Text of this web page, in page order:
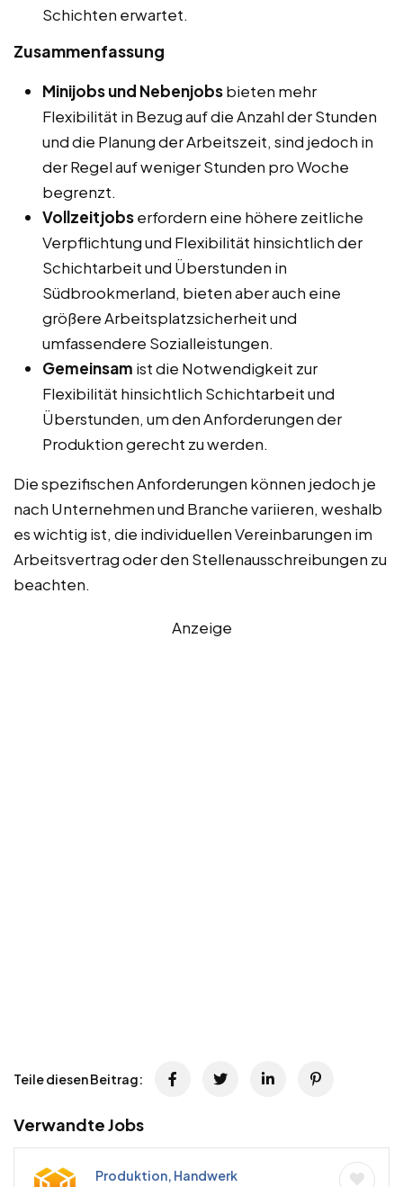
Schichten erwartet.
Zusammenfassung
Minijobs und Nebenjobsbieten mehr
Flexibilität in Bezug auf die Anzahl der Stunden
und die Planung der Arbeitszeit, sind jedoch in
der Regel auf weniger Stunden pro Woche
begrenzt.
Vollzeitjobserfordern eine höhere zeitliche
Verpflichtung und Flexibilität hinsichtlich der
Schichtarbeit und Überstunden in
Südbrookmerland, bieten aber auch eine
größere Arbeitsplatzsicherheit und
umfassendere Sozialleistungen.
Gemeinsam ist die Notwendigkeit zur
Flexibilität hinsichtlich Schichtarbeit und
Überstunden, um den Anforderungen der
Produktion gerecht zu werden.
Die spezifischen Anforderungen können jedoch je
nach Unternehmen und Branche variieren, weshalb
es wichtig ist, die individuellen Vereinbarungen im
Arbeitsvertrag oder den Stellenausschreibungen zu
beachten.
Anzeige
Teile diesen Beitrag:
Verwandte Jobs
Produktion, Handwerk